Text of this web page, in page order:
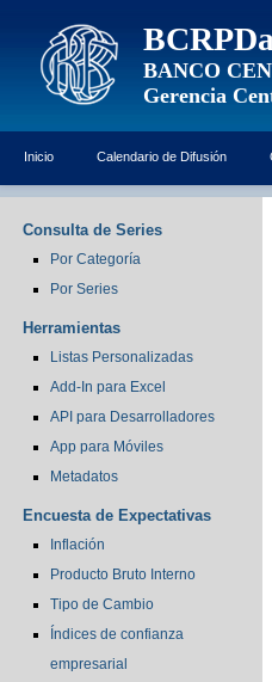
BANCO
Gerencia
Inicio Calendario de Difusión
Consulta de Series
Por Categoría
Por Series
Herramientas
Listas Personalizadas
Add-In para Excel
API para Desarrolladores
App para Móviles
Metadatos
Encuesta de Expectativas
Inflación
Producto Bruto Interno
Tipo de Cambio
Índices de confianza
empresarial